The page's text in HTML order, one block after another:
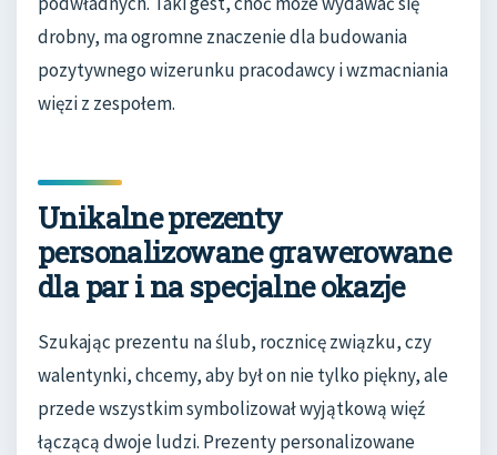
drobny, ma ogromne znaczenie dla budowania
pozytywnego wizerunku pracodawcy i wzmacniania
więzi z zespołem.
Unikalne prezenty
personalizowane grawerowane
dla par i na specjalne okazje
Szukając prezentu na ślub, rocznicę związku, czy
walentynki, chcemy, aby był on nie tylko piękny, ale
przede wszystkim symbolizował wyjątkową więź
łączącą dwoje ludzi. Prezenty personalizowane